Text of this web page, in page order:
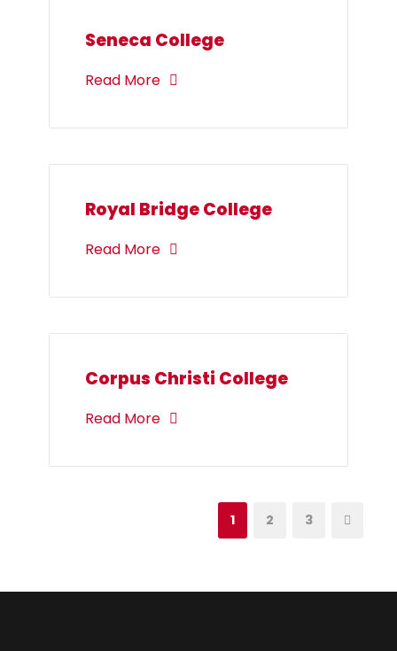
Seneca College
Read More
Royal Bridge College
Read More
Corpus Christi College
Read More
1 2 3